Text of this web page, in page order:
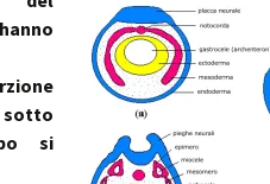
il rachide:
Posture
Cisti
–
Brain
meningiti,
meningiti
possibile causa di
molteplici disturbi
Anno Zero
synopsis ~
Kinesiopatia
& Stress
legamento di
un legame fra
genitale
ed intestino
si